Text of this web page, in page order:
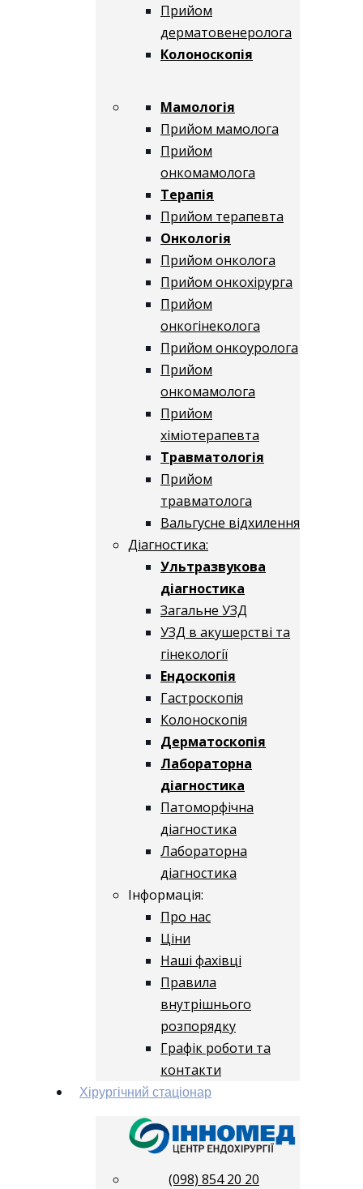
Прийом
дерматовенеролога
Колоноскопія
Мамологія
Прийом мамолога
Прийом
онкомамолога
Терапія
Прийом терапевта
Онкологія
Прийом онколога
Прийом онкохірурга
Прийом
онкогінеколога
Прийом онкоуролога
Прийом
онкомамолога
Прийом
хіміотерапевта
Травматологія
Прийом
травматолога
Вальгусне відхилення
Діагностика:
Ультразвукова
діагностика
Загальне УЗД
УЗД в акушерстві та
гінекології
Ендоскопія
Гастроскопія
Колоноскопія
Дерматоскопія
Лабораторна
діагностика
Патоморфічна
діагностика
Лабораторна
діагностика
Інформація:
Про нас
Ціни
Наші фахівці
Правила
внутрішнього
розпорядку
Графік роботи та
контакти
Хірургічний стаціонар
(098) 854 20 20